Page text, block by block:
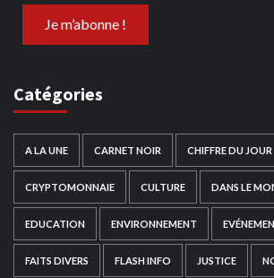
Catégories
A LA UNE CARNET NOIR CHIFFRE DU JOUR
CRYPTOMONNAIE CULTURE DANS LE
EDUCATION ENVIRONNEMENT
FAITS DIVERS FLASH INFO JUSTICE